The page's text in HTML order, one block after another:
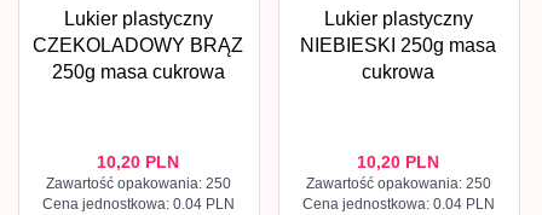
Lukier plastyczny
CZEKOLADOWY BRĄZ
250g masa cukrowa
10,20 PLN
Zawartość opakowania: 250
Cena jednostkowa: 0.04 PLN
Lukier plastyczny
NIEBIESKI 250g masa
cukrowa
10,20 PLN
Zawartość opakowania: 250
Cena jednostkowa: 0.04 PLN